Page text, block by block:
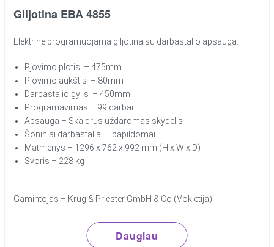
Giljotina EBA 4855
Elektrinė programuojama giljotina su darbastalio apsauga.
Pjovimo plotis – 475mm
Pjovimo aukštis – 80mm
Darbastalio gylis – 450mm
Programavimas – 99 darbai
Apsauga – Skaidrus uždaromas skydelis
Šoniniai darbastaliai – papildomai
Matmenys – 1296 x 762 x 992 mm (H x W x D)
Svoris – 228 kg
Gamintojas – Krug & Priester GmbH & Co (Vokietija)
Daugiau